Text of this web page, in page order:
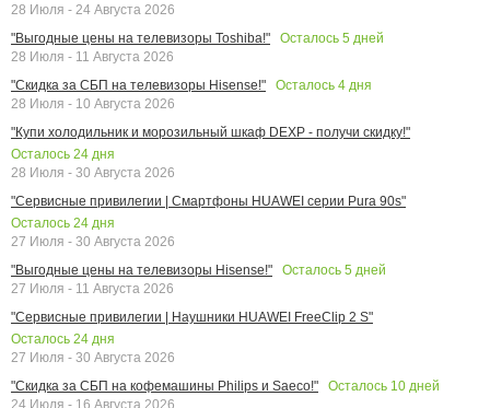
28 Июля - 24 Августа 2026
"Выгодные цены на телевизоры Toshiba!"
Осталось 5 дней
28 Июля - 11 Августа 2026
"Скидка за СБП на телевизоры Hisense!"
Осталось 4 дня
28 Июля - 10 Августа 2026
"Купи холодильник и морозильный шкаф DEXP - получи скидку!"
Осталось 24 дня
28 Июля - 30 Августа 2026
"Сервисные привилегии | Смартфоны HUAWEI серии Pura 90s"
Осталось 24 дня
27 Июля - 30 Августа 2026
"Выгодные цены на телевизоры Hisense!"
Осталось 5 дней
27 Июля - 11 Августа 2026
"Сервисные привилегии | Наушники HUAWEI FreeClip 2 S"
Осталось 24 дня
27 Июля - 30 Августа 2026
"Скидка за СБП на кофемашины Philips и Saeco!"
Осталось 10 дней
24 Июля - 16 Августа 2026